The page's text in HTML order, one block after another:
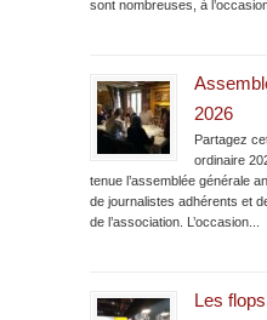
sont nombreuses, à
2026
Partagez
ordinaire
tenue l’assemblée générale
de journalistes adhérents et
de l’association. L’occasion...
Les